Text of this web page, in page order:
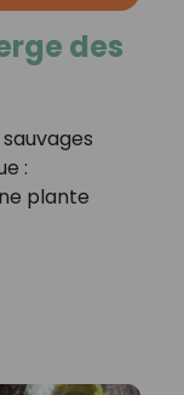
des
:
plante